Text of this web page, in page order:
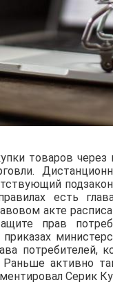
товаров
есть
акте
прав
приказах
потребителей,
активно
Серик